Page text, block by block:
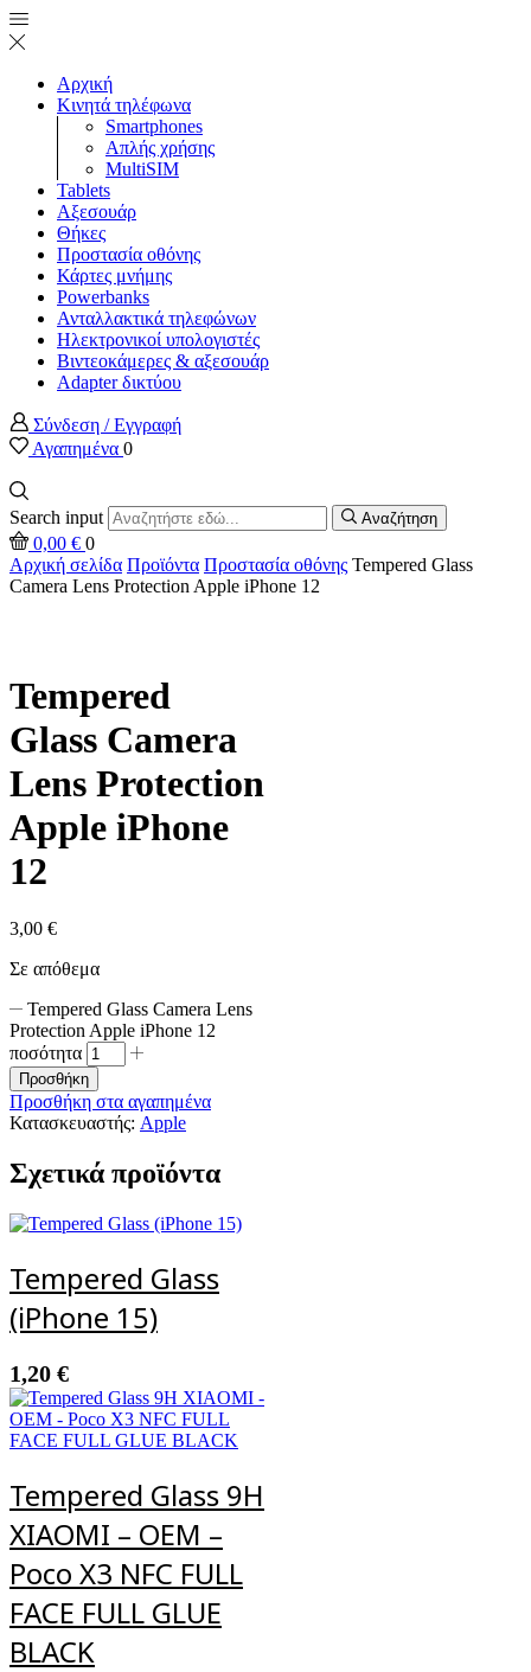
Αρχική
Κινητά τηλέφωνα
Smartphones
Απλής χρήσης
MultiSIM
Tablets
Αξεσουάρ
Θήκες
Προστασία οθόνης
Κάρτες μνήμης
Powerbanks
Ανταλλακτικά τηλεφώνων
Ηλεκτρονικοί υπολογιστές
Βιντεοκάμερες & αξεσουάρ
Adapter δικτύου
Σύνδεση / Εγγραφή
Αγαπημένα 0
Search input Αναζήτηση
0,00 € 0
Αρχική σελίδα Προϊόντα Προστασία οθόνης Tempered Glass
Camera Lens Protection Apple iPhone 12
Tempered
Glass Camera
Lens Protection
Apple iPhone
12
3,00 €
Σε απόθεμα
Tempered Glass Camera Lens
Protection Apple iPhone 12
ποσότητα
Προσθήκη
Προσθήκη στα αγαπημένα
Κατασκευαστής: Apple
Σχετικά προϊόντα
Tempered Glass
(iPhone 15)
1,20 €
Tempered Glass 9H
XIAOMI – OEM –
Poco X3 NFC FULL
FACE FULL GLUE
BLACK